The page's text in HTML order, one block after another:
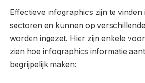
Effectieve infographics zijn te vinden
sectoren en kunnen op
worden ingezet. Hier zijn enkele
zien hoe infographics informatie
begrijpelijk maken: